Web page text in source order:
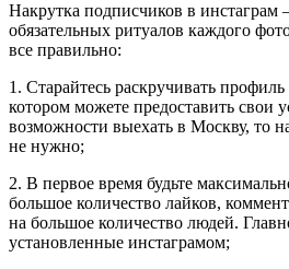
Накрутка подписчиков в инстаграм
обязательных ритуалов каждого
все правильно:
1. Старайтесь раскручивать
котором можете предоставить свои
возможности выехать в Москву, то
не нужно;
2. В первое время будьте
большое количество лайков,
на большое количество людей.
установленные инстаграмом;